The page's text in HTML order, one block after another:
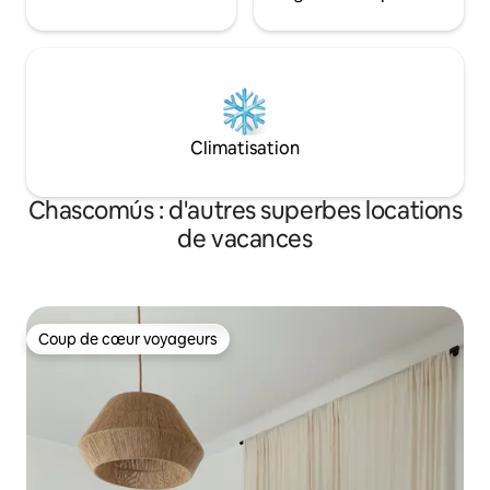
Climatisation
Chascomús : d'autres superbes locations
de vacances
Coup de cœur voyageurs
Coup de cœur voyageurs